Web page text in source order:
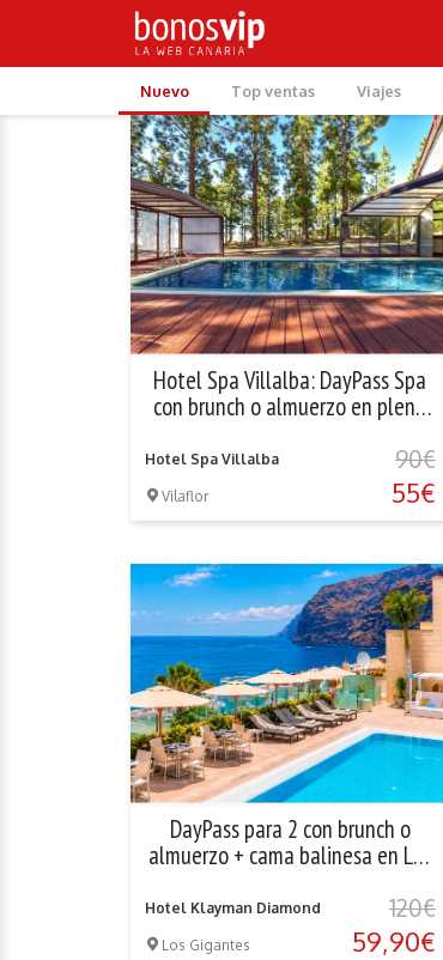
Nuevo Top ventas Viajes
Hotel Spa Villalba: DayPass Spa
con brunch o almuerzo en plena
Hotel Spa Villalba
Vilaflor
90€
55€
DayPass para 2 con brunch o
almuerzo + cama balinesa en Los
Hotel Klayman Diamond
Los Gigantes
120€
59,90€